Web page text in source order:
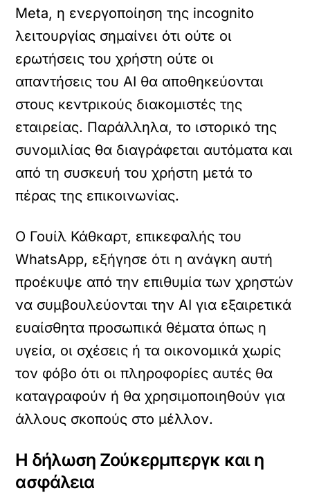
Meta, η ενεργοποίηση της incognito
λειτουργίας σημαίνει ότι ούτε οι
ερωτήσεις του χρήστη ούτε οι
απαντήσεις του AI θα αποθηκεύονται
στους κεντρικούς διακομιστές της
εταιρείας. Παράλληλα, το ιστορικό της
συνομιλίας θα διαγράφεται αυτόματα και
από τη συσκευή του χρήστη μετά το
πέρας της επικοινωνίας.
Ο Γουίλ Κάθκαρτ, επικεφαλής του
WhatsApp, εξήγησε ότι η ανάγκη αυτή
προέκυψε από την επιθυμία των χρηστών
να συμβουλεύονται την AI για εξαιρετικά
ευαίσθητα προσωπικά θέματα όπως η
υγεία, οι σχέσεις ή τα οικονομικά χωρίς
τον φόβο ότι οι πληροφορίες αυτές θα
καταγραφούν ή θα χρησιμοποιηθούν για
άλλους σκοπούς στο μέλλον.
Η δήλωση Ζούκερμπεργκ και η
ασφάλεια